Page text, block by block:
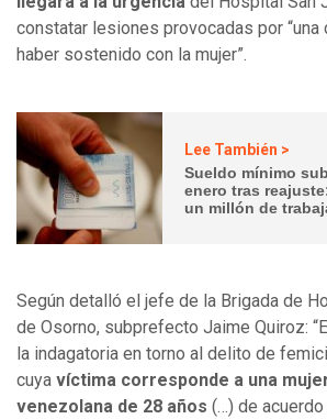
constatar lesiones provocadas por
haber sostenido con la mujer”.
Lee También >
Sueldo mínimo
enero tras
un millón de
Según detalló el jefe de la Brigada de
de Osorno, subprefecto Jaime Quiroz:
la indagatoria en torno al delito de
cuya víctima corresponde a una
venezolana de 28 años (…) de